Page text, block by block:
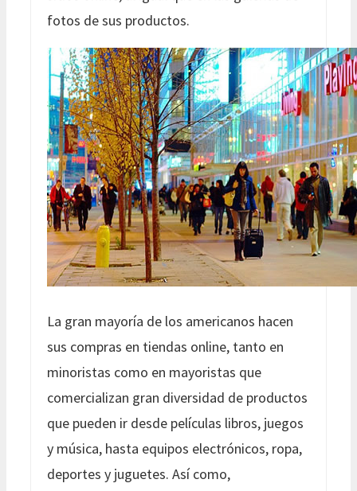
fotos de sus productos.
La gran mayoría de los americanos hacen
sus compras en tiendas online, tanto en
minoristas como en mayoristas que
comercializan gran diversidad de productos
que pueden ir desde películas libros, juegos
y música, hasta equipos electrónicos, ropa,
deportes y juguetes. Así como,